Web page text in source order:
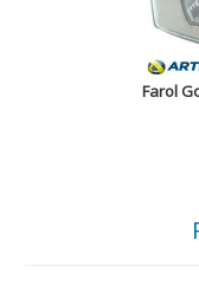
Farol